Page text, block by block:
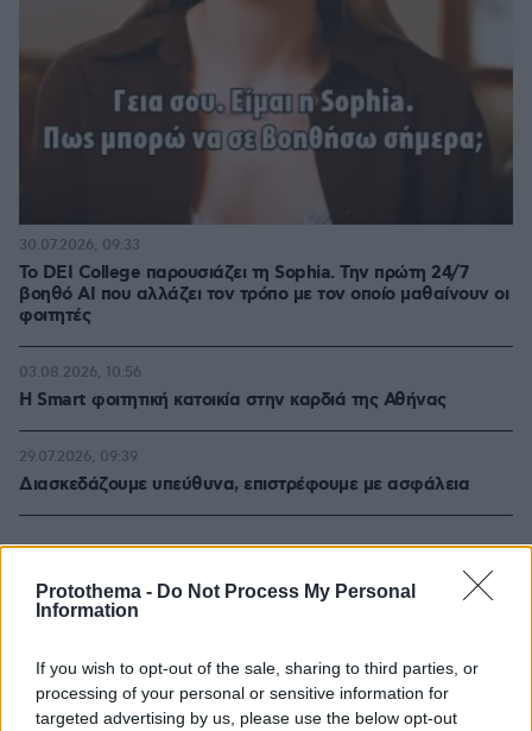
Protothema - Do Not Process My Personal
Information
If you wish to opt-out of the sale, sharing to third parties, or
processing of your personal or sensitive information for
targeted advertising by us, please use the below opt-out
Το DEI College παρουσιάζει τη Sophia. Την πρώτη 24/7
βοηθό AI που αλλάζει τον τρόπο με τον οποίο μαθαίνουν οι
φοιτητές
30.07.2026, 09:33
Η Smart φοιτητική κατοικία στην καρδιά της Αθήνας
03.08.2026, 10:56
Διασκεδάζουμε υπεύθυνα, επιστρέφουμε με ασφάλεια
29.07.2026, 09:39
Ειδήσεις
Οι εισπράξεις του «Spider-Man: Brand New Day»
ξεπέρασαν το 1 δισ. δολάρια σε έξι ημέρες
πριν 7 λεπτά